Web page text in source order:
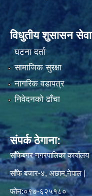
विधुतीय शुसासन सेवा
घटना दर्ता
सामाजिक सुरक्षा
नागरिक वडापत्र
निवेदनको ढाँचा
संपर्क ठेगाना:
साँफेबगर नगरपालिका कार्यालय
साँफे बजार-४, अछाम,नेपाल |
फोन:०९७-६२५१८०